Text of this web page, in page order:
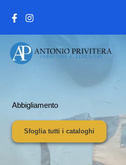
contenuto
Abbigliamento
Sfoglia tutti i cataloghi